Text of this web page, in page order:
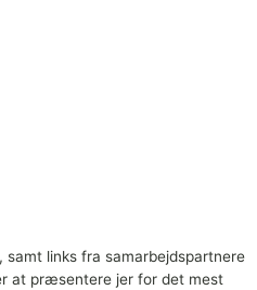
samt links fra samarbejdspartnere
at præsentere jer for det mest